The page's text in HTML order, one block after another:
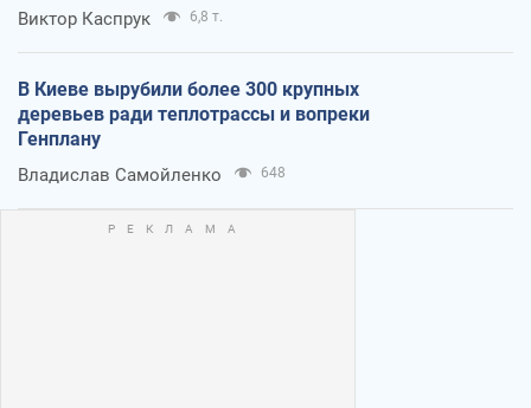
Виктор Каспрук 6,8 т.
В Киеве вырубили более 300 крупных
деревьев ради теплотрассы и вопреки
Генплану
Владислав Самойленко 648